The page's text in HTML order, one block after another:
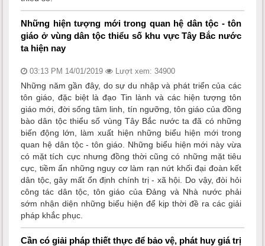
Những hiện tượng mới trong quan hệ dân tộc - tôn
giáo ở vùng dân tộc thiểu số khu vực Tây Bắc nước
ta hiện nay
03:13 PM 14/01/2019 Lượt xem: 34900
Những năm gần đây, do sự du nhập và phát triển của các
tôn giáo, đặc biệt là đạo Tin lành và các hiện tượng tôn
giáo mới, đời sống tâm linh, tín ngưỡng, tôn giáo của đồng
bào dân tộc thiểu số vùng Tây Bắc nước ta đã có những
biến động lớn, làm xuất hiện những biểu hiện mới trong
quan hệ dân tộc - tôn giáo. Những biểu hiện mới này vừa
có mặt tích cực nhưng đồng thời cũng có những mặt tiêu
cực, tiềm ẩn những nguy cơ làm rạn nứt khối đại đoàn kết
dân tộc, gây mất ổn định chính trị - xã hội. Do vậy, đòi hỏi
công tác dân tộc, tôn giáo của Đảng và Nhà nước phải
sớm nhận diện những biểu hiện để kịp thời đề ra các giải
pháp khắc phục.
Cần có giải pháp thiết thực để bảo vệ, phát huy giá trị